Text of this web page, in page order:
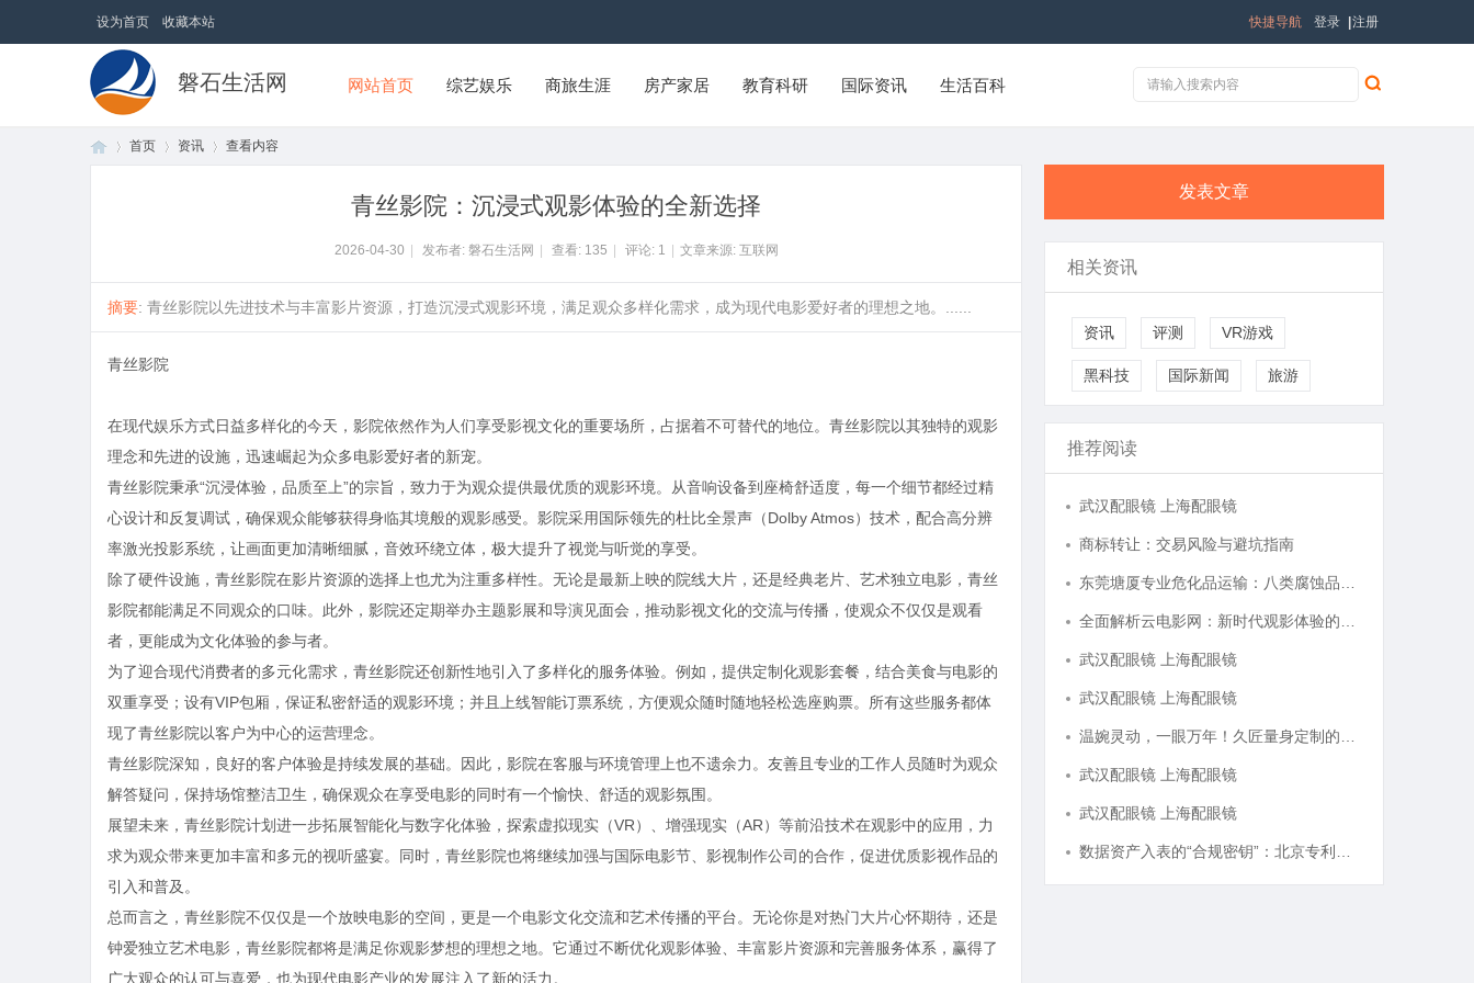
设为首页 收藏本站 登录 注册
快捷导航
磐石生活网 网站首页 综艺娱乐 商旅生涯 房产家居 教育科研 国际资讯 生活百科
首页 资讯 查看内容
青丝影院：沉浸式观影体验的全新选择
2026-04-30 发布者: 磐石生活网 查看: 135 评论: 1 文章来源: 互联网
摘要: 青丝影院以先进技术与丰富影片资源，打造沉浸式观影环境，满足观众多样化需求，成为现代电影爱好者的理想之地。......
青丝影院
在现代娱乐方式日益多样化的今天，影院依然作为人们享受影视文化的重要场所，占据着不可替代的地位。青丝影院以其独特的观影
理念和先进的设施，迅速崛起为众多电影爱好者的新宠。
青丝影院秉承“沉浸体验，品质至上”的宗旨，致力于为观众提供最优质的观影环境。从音响设备到座椅舒适度，每一个细节都经过精
心设计和反复调试，确保观众能够获得身临其境般的观影感受。影院采用国际领先的杜比全景声（Dolby Atmos）技术，配合高分辨
率激光投影系统，让画面更加清晰细腻，音效环绕立体，极大提升了视觉与听觉的享受。
除了硬件设施，青丝影院在影片资源的选择上也尤为注重多样性。无论是最新上映的院线大片，还是经典老片、艺术独立电影，青丝
影院都能满足不同观众的口味。此外，影院还定期举办主题影展和导演见面会，推动影视文化的交流与传播，使观众不仅仅是观看
者，更能成为文化体验的参与者。
为了迎合现代消费者的多元化需求，青丝影院还创新性地引入了多样化的服务体验。例如，提供定制化观影套餐，结合美食与电影的
双重享受；设有VIP包厢，保证私密舒适的观影环境；并且上线智能订票系统，方便观众随时随地轻松选座购票。所有这些服务都体
现了青丝影院以客户为中心的运营理念。
青丝影院深知，良好的客户体验是持续发展的基础。因此，影院在客服与环境管理上也不遗余力。友善且专业的工作人员随时为观众
解答疑问，保持场馆整洁卫生，确保观众在享受电影的同时有一个愉快、舒适的观影氛围。
展望未来，青丝影院计划进一步拓展智能化与数字化体验，探索虚拟现实（VR）、增强现实（AR）等前沿技术在观影中的应用，力
求为观众带来更加丰富和多元的视听盛宴。同时，青丝影院也将继续加强与国际电影节、影视制作公司的合作，促进优质影视作品的
引入和普及。
总而言之，青丝影院不仅仅是一个放映电影的空间，更是一个电影文化交流和艺术传播的平台。无论你是对热门大片心怀期待，还是
钟爱独立艺术电影，青丝影院都将是满足你观影梦想的理想之地。它通过不断优化观影体验、丰富影片资源和完善服务体系，赢得了
广大观众的认可与喜爱，也为现代电影产业的发展注入了新的活力。
发表文章
相关资讯
资讯 评测 VR游戏
黑科技 国际新闻 旅游
推荐阅读
武汉配眼镜 上海配眼镜
商标转让：交易风险与避坑指南
武汉配眼镜 上海配眼镜
武汉配眼镜 上海配眼镜
武汉配眼镜 上海配眼镜
武汉配眼镜 上海配眼镜